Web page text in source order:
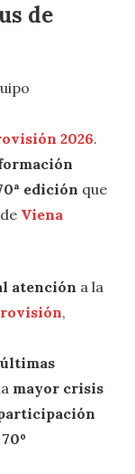
de
2026.
edición que
de Viena
atención a la
,
mayor crisis
70º